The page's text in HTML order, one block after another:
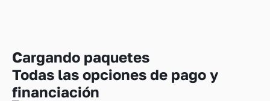
Cargando paquetes
Todas las opciones de pago y
financiación